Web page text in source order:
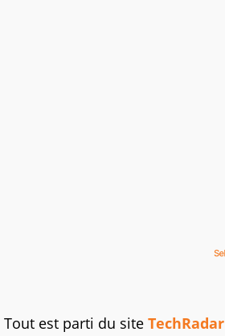
Tout est parti du site TechRadar